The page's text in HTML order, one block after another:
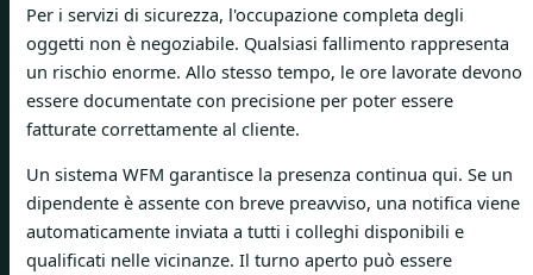
Per i servizi di sicurezza, l'occupazione completa degli
oggetti non è negoziabile. Qualsiasi fallimento rappresenta
un rischio enorme. Allo stesso tempo, le ore lavorate devono
essere documentate con precisione per poter essere
fatturate correttamente al cliente.
Un sistema WFM garantisce la presenza continua qui. Se un
dipendente è assente con breve preavviso, una notifica viene
automaticamente inviata a tutti i colleghi disponibili e
qualificati nelle vicinanze. Il turno aperto può essere